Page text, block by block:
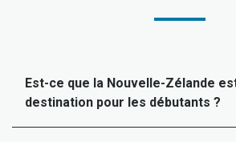
Est-ce que la Nouvelle-Zélande
destination pour les débutants ?